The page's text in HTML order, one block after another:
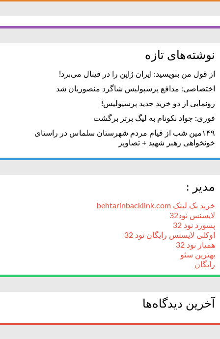
نوشته‌های تازه
از قول من بنویسید: ایران ژاپن را در فینال می‌برد!
اختصاصی: مدافع پرسپولیس شاگرد منصوریان شد
رونمایی از دو خرید جدید پرسپولیس!
فوری: جواد نکونام به لیگ برتر برگشت
۱۴۹مین شب از قیام مردم شهرستان سلماس در راستای
خونخواهی رهبر شهید + تصاویر
مدیر :
خرید بک لینک behtarinbacklink.com
لایسنس نود32
پسورد نود 32
اوکلی لایسنس رایگان نود 32
همیار نود 32
بهترین سئو
رایگان
آخرین دیدگاه‌ها